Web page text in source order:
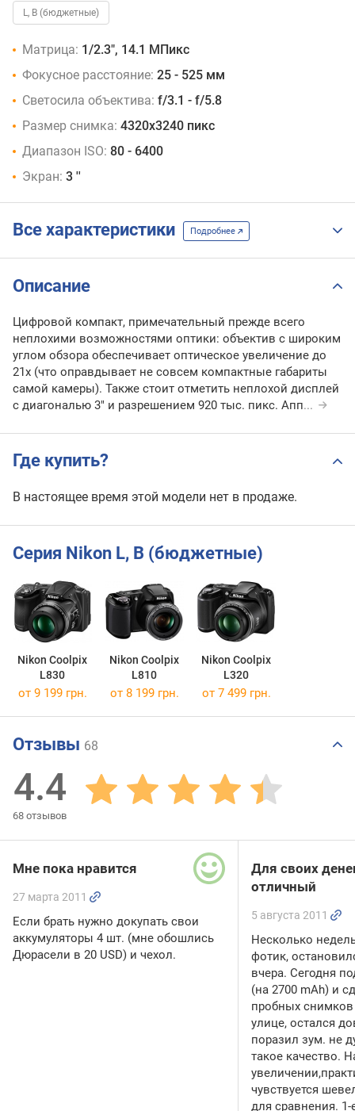
L, B (бюджетные)
Матрица: 1/2.3", 14.1 МПикс
Фокусное расстояние: 25 - 525 мм
Светосила объектива: f/3.1 - f/5.8
Размер снимка: 4320x3240 пикс
Диапазон ISO: 80 - 6400
Экран: 3 ''
Все характеристики Подробнее
Описание
Цифровой компакт, примечательный прежде всего
неплохими возможностями оптики: объектив с широким
углом обзора обеспечивает оптическое увеличение до
21х (что оправдывает не совсем компактные габариты
самой камеры). Также стоит отметить неплохой дисплей
с диагональю 3" и разрешением 920 тыс. пикс. Апп...
Где купить?
В настоящее время этой модели нет в продаже.
Серия Nikon L, B (бюджетные)
Nikon Coolpix
L830
Nikon Coolpix
L810
Nikon Coolpix
L320
от 9 199 грн. от 8 199 грн. от 7 499 грн.
Отзывы 68
4.4
68 отзывов
Мне пока нравится
27 марта 2011
Если брать нужно докупать свои
аккумуляторы 4 шт. (мне обошлись
Дюрасели в 20 USD) и чехол.
Для своих
отличный
5 августа 2011
Несколько
фотик,
вчера. Сегодня
(на 2700 mAh) и
пробных
улице, остался
поразил зум. не
такое качество.
чувствуется
для сравнения.